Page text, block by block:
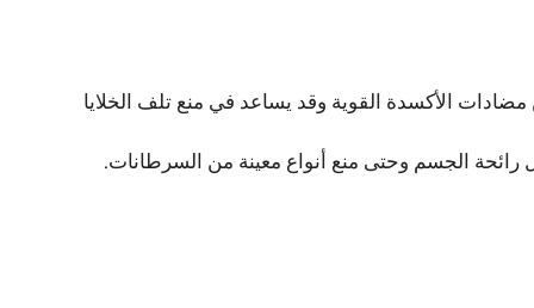
مضادات الأكسدة القوية وقد يساعد في منع تلف الخلايا
رائحة الجسم وحتى منع أنواع معينة من السرطانات.